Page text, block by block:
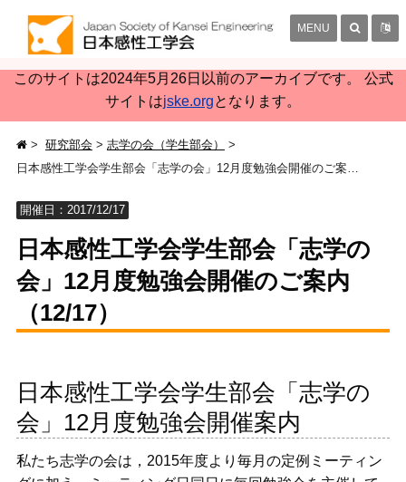
このサイトは2024年5月26日以前のアーカイブです。 公式
サイトはjske.orgとなります。
MENU
研究部会
志学の会（学生部会）
日本感性工学会学生部会「志学の会」12月度勉強会開催のご案内（12/17）
開催日：2017/12/17
日本感性工学会学生部会「志学の
会」12月度勉強会開催のご案内
（12/17）
日本感性工学会学生部会「志学の
会」12月度勉強会開催案内
私たち志学の会は，2015年度より毎月の定例ミーティン